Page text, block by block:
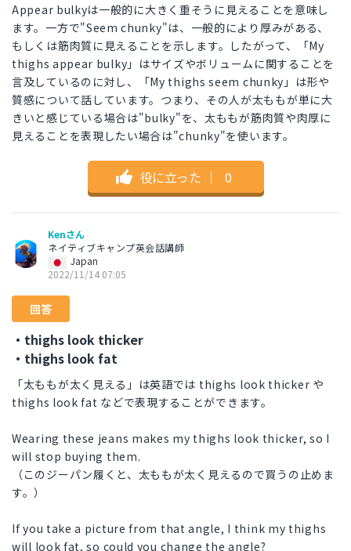
Appear bulkyは一般的に大きく重そうに見えることを意味し
ます。一方で"Seem chunky"は、一般的により厚みがある、
もしくは筋肉質に見えることを示します。したがって、「My
thighs appear bulky」はサイズやボリュームに関することを
言及しているのに対し、「My thighs seem chunky」は形や
質感について話しています。つまり、その人が太ももが単に大
きいと感じている場合は"bulky"を、太ももが筋肉質や肉厚に
見えることを表現したい場合は"chunky"を使います。
役に立った ｜ 0
Kenさん
ネイティブキャンプ英会話講師
Japan
2022/11/14 07:05
回答
・thighs look thicker
・thighs look fat
「太ももが太く見える」は英語では thighs look thicker や
thighs look fat などで表現することができます。
Wearing these jeans makes my thighs look thicker, so I
will stop buying them.
（このジーパン履くと、太ももが太く見えるので買うの止めま
す。）
If you take a picture from that angle, I think my thighs
will look fat, so could you change the angle?